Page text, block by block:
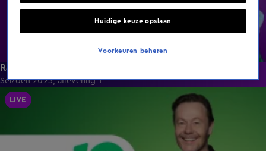
Radio 538
Seizoen 2025, aflevering 1
LIVE
Huidige keuze opslaan
Voorkeuren beheren